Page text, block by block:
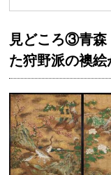
見どころ③青森
た狩野派の襖絵